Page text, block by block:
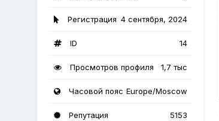
Регистрация 4 сентября, 2024
ID 14
Просмотров профиля 1,7 тыс
Часовой пояс Europe/Moscow
Репутация 5153